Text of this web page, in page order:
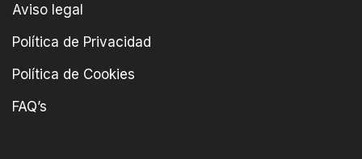
Aviso legal
Política de Privacidad
Política de Cookies
FAQ’s